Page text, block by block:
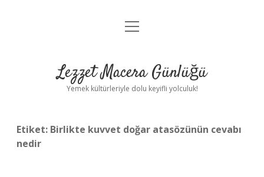
Anasayfa
Yasal Uyarı
menüyü
Lezzet Macera Günlüğü
Yemek kültürleriyle dolu keyifli yolculuk!
Etiket: Birlikte kuvvet doğar atasözünün cevabı
nedir